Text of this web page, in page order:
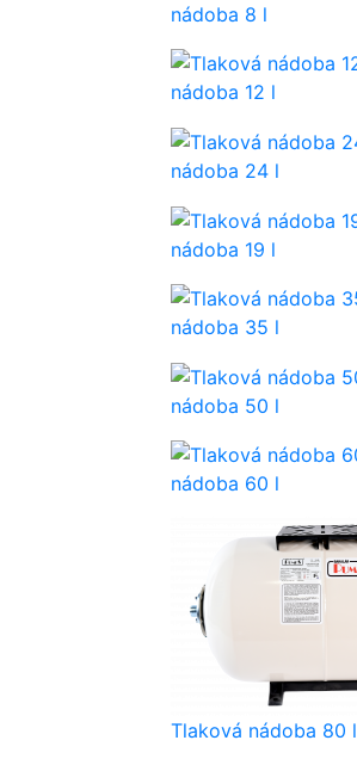
nádoba 8 l
nádoba 12 l
nádoba 24 l
nádoba 19 l
nádoba 35 l
nádoba 50 l
nádoba 60 l
Tlaková nádoba 80 l